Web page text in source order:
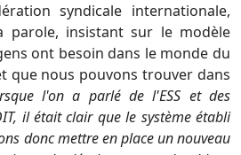
syndicale internationale,
parole, insistant sur le modèle
ont besoin dans le monde du
que nous pouvons trouver dans
l'on a parlé de l'ESS et des
il était clair que le système établi
donc mettre en place un nouveau